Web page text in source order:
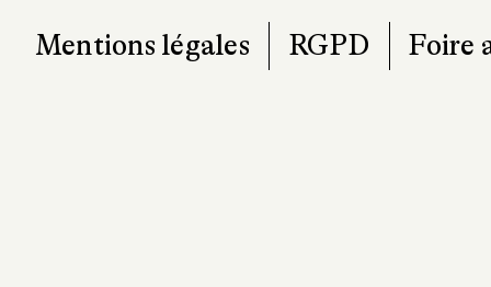
Mentions légales RGPD Foire